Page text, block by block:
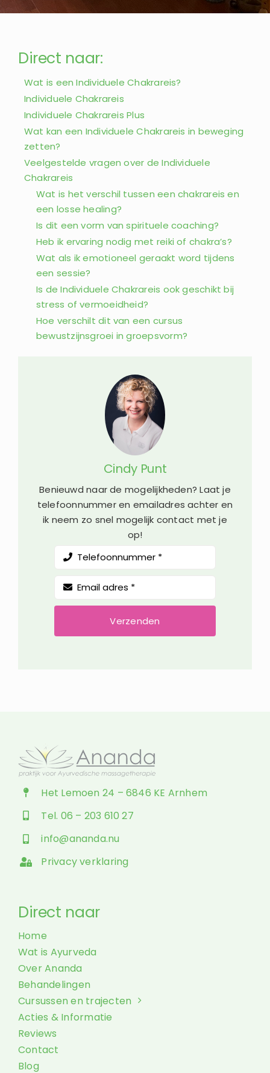
Direct naar:
Wat is een Individuele Chakrareis?
Individuele Chakrareis
Individuele Chakrareis Plus
Wat kan een Individuele Chakrareis in beweging
zetten?
Veelgestelde vragen over de Individuele
Chakrareis
Wat is het verschil tussen een chakrareis en
een losse healing?
Is dit een vorm van spirituele coaching?
Heb ik ervaring nodig met reiki of chakra’s?
Wat als ik emotioneel geraakt word tijdens
een sessie?
Is de Individuele Chakrareis ook geschikt bij
stress of vermoeidheid?
Hoe verschilt dit van een cursus
bewustzijnsgroei in groepsvorm?
Cindy Punt
Benieuwd naar de mogelijkheden? Laat je
telefoonnummer en emailadres achter en
ik neem zo snel mogelijk contact met je
op!
Verzenden
Het Lemoen 24 – 6846 KE Arnhem
Tel. 06 – 203 610 27
info@ananda.nu
Privacy verklaring
Direct naar
Home
Wat is Ayurveda
Over Ananda
Behandelingen
Cursussen en trajecten
Acties & Informatie
Reviews
Contact
Blog